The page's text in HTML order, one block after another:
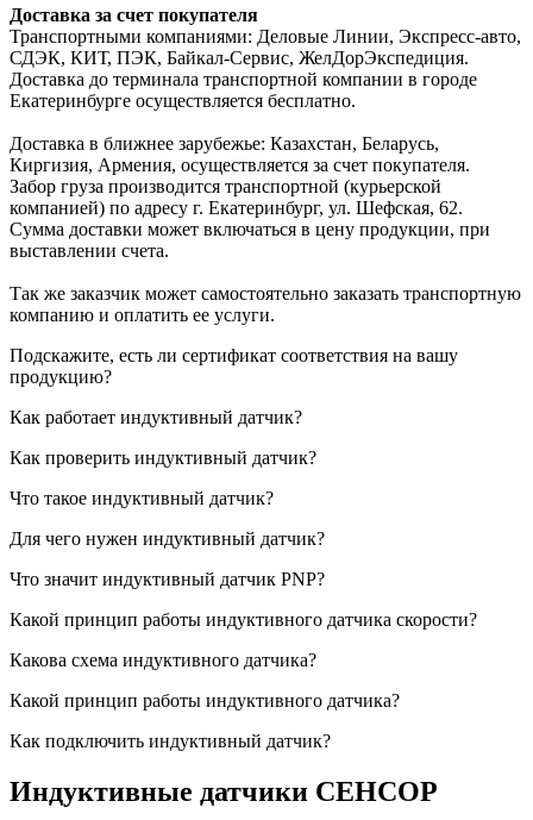
Доставка за счет покупателя
Транспортными компаниями: Деловые Линии, Экспресс-авто,
СДЭК, КИТ, ПЭК, Байкал-Сервис, ЖелДорЭкспедиция.
Доставка до терминала транспортной компании в городе
Екатеринбурге осуществляется бесплатно.
Доставка в ближнее зарубежье: Казахстан, Беларусь,
Киргизия, Армения, осуществляется за счет покупателя.
Забор груза производится транспортной (курьерской
компанией) по адресу г. Екатеринбург, ул. Шефская, 62.
Сумма доставки может включаться в цену продукции, при
выставлении счета.
Так же заказчик может самостоятельно заказать транспортную
компанию и оплатить ее услуги.
Подскажите, есть ли сертификат соответствия на вашу
продукцию?
Как работает индуктивный датчик?
Как проверить индуктивный датчик?
Что такое индуктивный датчик?
Для чего нужен индуктивный датчик?
Что значит индуктивный датчик PNP?
Какой принцип работы индуктивного датчика скорости?
Какова схема индуктивного датчика?
Какой принцип работы индуктивного датчика?
Как подключить индуктивный датчик?
Индуктивные датчики СЕНСОР